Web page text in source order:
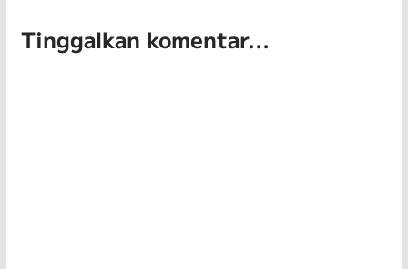
Tinggalkan komentar...